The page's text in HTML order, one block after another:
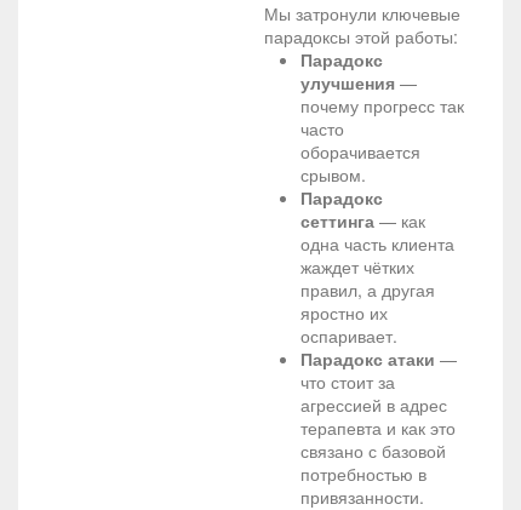
Мы затронули ключевые
парадоксы этой работы:
Парадокс
улучшения —
почему прогресс так
часто
оборачивается
срывом.
Парадокс
сеттинга — как
одна часть клиента
жаждет чётких
правил, а другая
яростно их
оспаривает.
Парадокс атаки —
что стоит за
агрессией в адрес
терапевта и как это
связано с базовой
потребностью в
привязанности.